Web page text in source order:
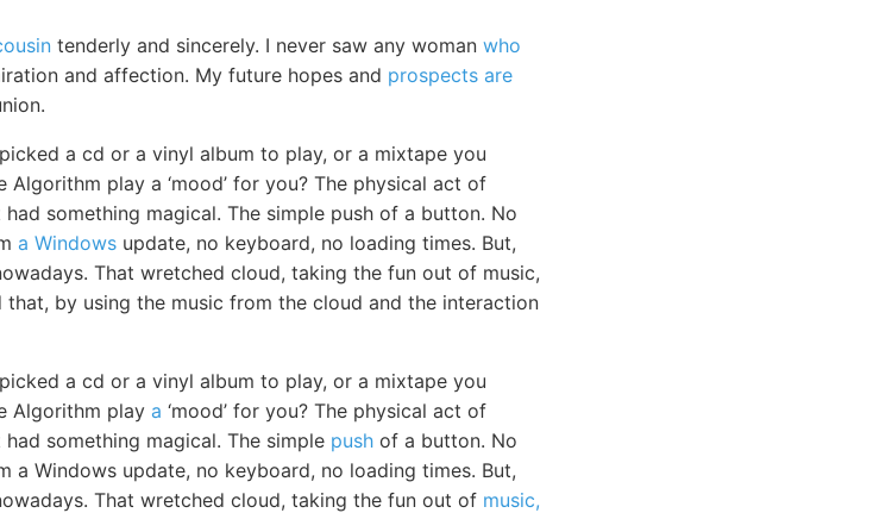
tenderly and sincerely. I never saw any woman who
and affection. My future hopes and prospects are
a cd or a vinyl album to play, or a mixtape you
play a ‘mood’ for you? The physical act of
something magical. The simple push of a button. No
a Windows update, no keyboard, no loading times. But,
That wretched cloud, taking the fun out of music,
by using the music from the cloud and the interaction
a cd or a vinyl album to play, or a mixtape you
Algorithm play a ‘mood’ for you? The physical act of
something magical. The simple push of a button. No
Windows update, no keyboard, no loading times. But,
That wretched cloud, taking the fun out of music,